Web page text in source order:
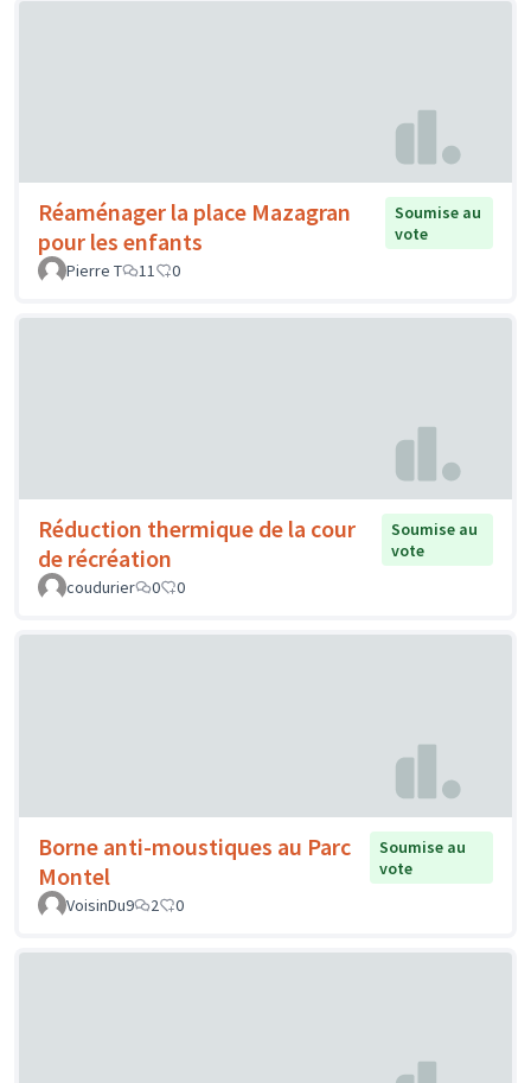
Réaménager la place Mazagran
pour les enfants
Soumise au
vote
Pierre T
11 0
Réduction thermique de la cour
de récréation
Soumise au
vote
coudurier
0 0
Borne anti-moustiques au Parc
Montel
Soumise au
vote
VoisinDu9
2 0